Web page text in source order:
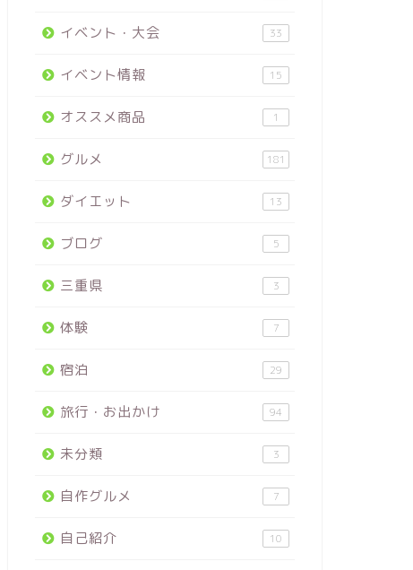
イベント・大会 33
イベント情報 15
オススメ商品 1
グルメ 181
ダイエット 13
ブログ 5
三重県 3
体験 7
宿泊 29
旅行・お出かけ 94
未分類 3
自作グルメ 7
自己紹介 10